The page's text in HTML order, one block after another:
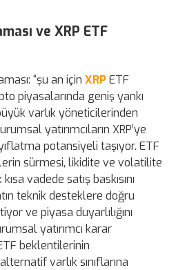
ve XRP ETF
“şu an için XRPETF
piyasalarında geniş yankı
varlık yöneticilerinden
yatırımcıların XRP’ye
potansiyeli taşıyor. ETF
sürmesi, likidite ve volatilite
vadede satış baskısını
teknik desteklere doğru
ve piyasa duyarlılığını
yatırımcı karar
beklentilerinin
varlık sınıflarına